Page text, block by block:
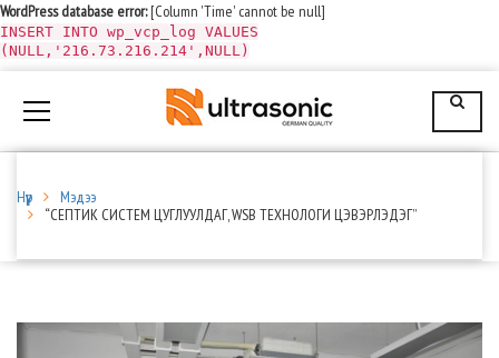
WordPress database error:[Column 'Time' cannot be null]
INSERT INTO wp_vcp_log VALUES
(NULL,'216.73.216.214',NULL)
Нүүр
Мэдээ
“СЕПТИК СИСТЕМ ЦУГЛУУЛДАГ, WSB ТЕХНОЛОГИ ЦЭВЭРЛЭДЭГ”